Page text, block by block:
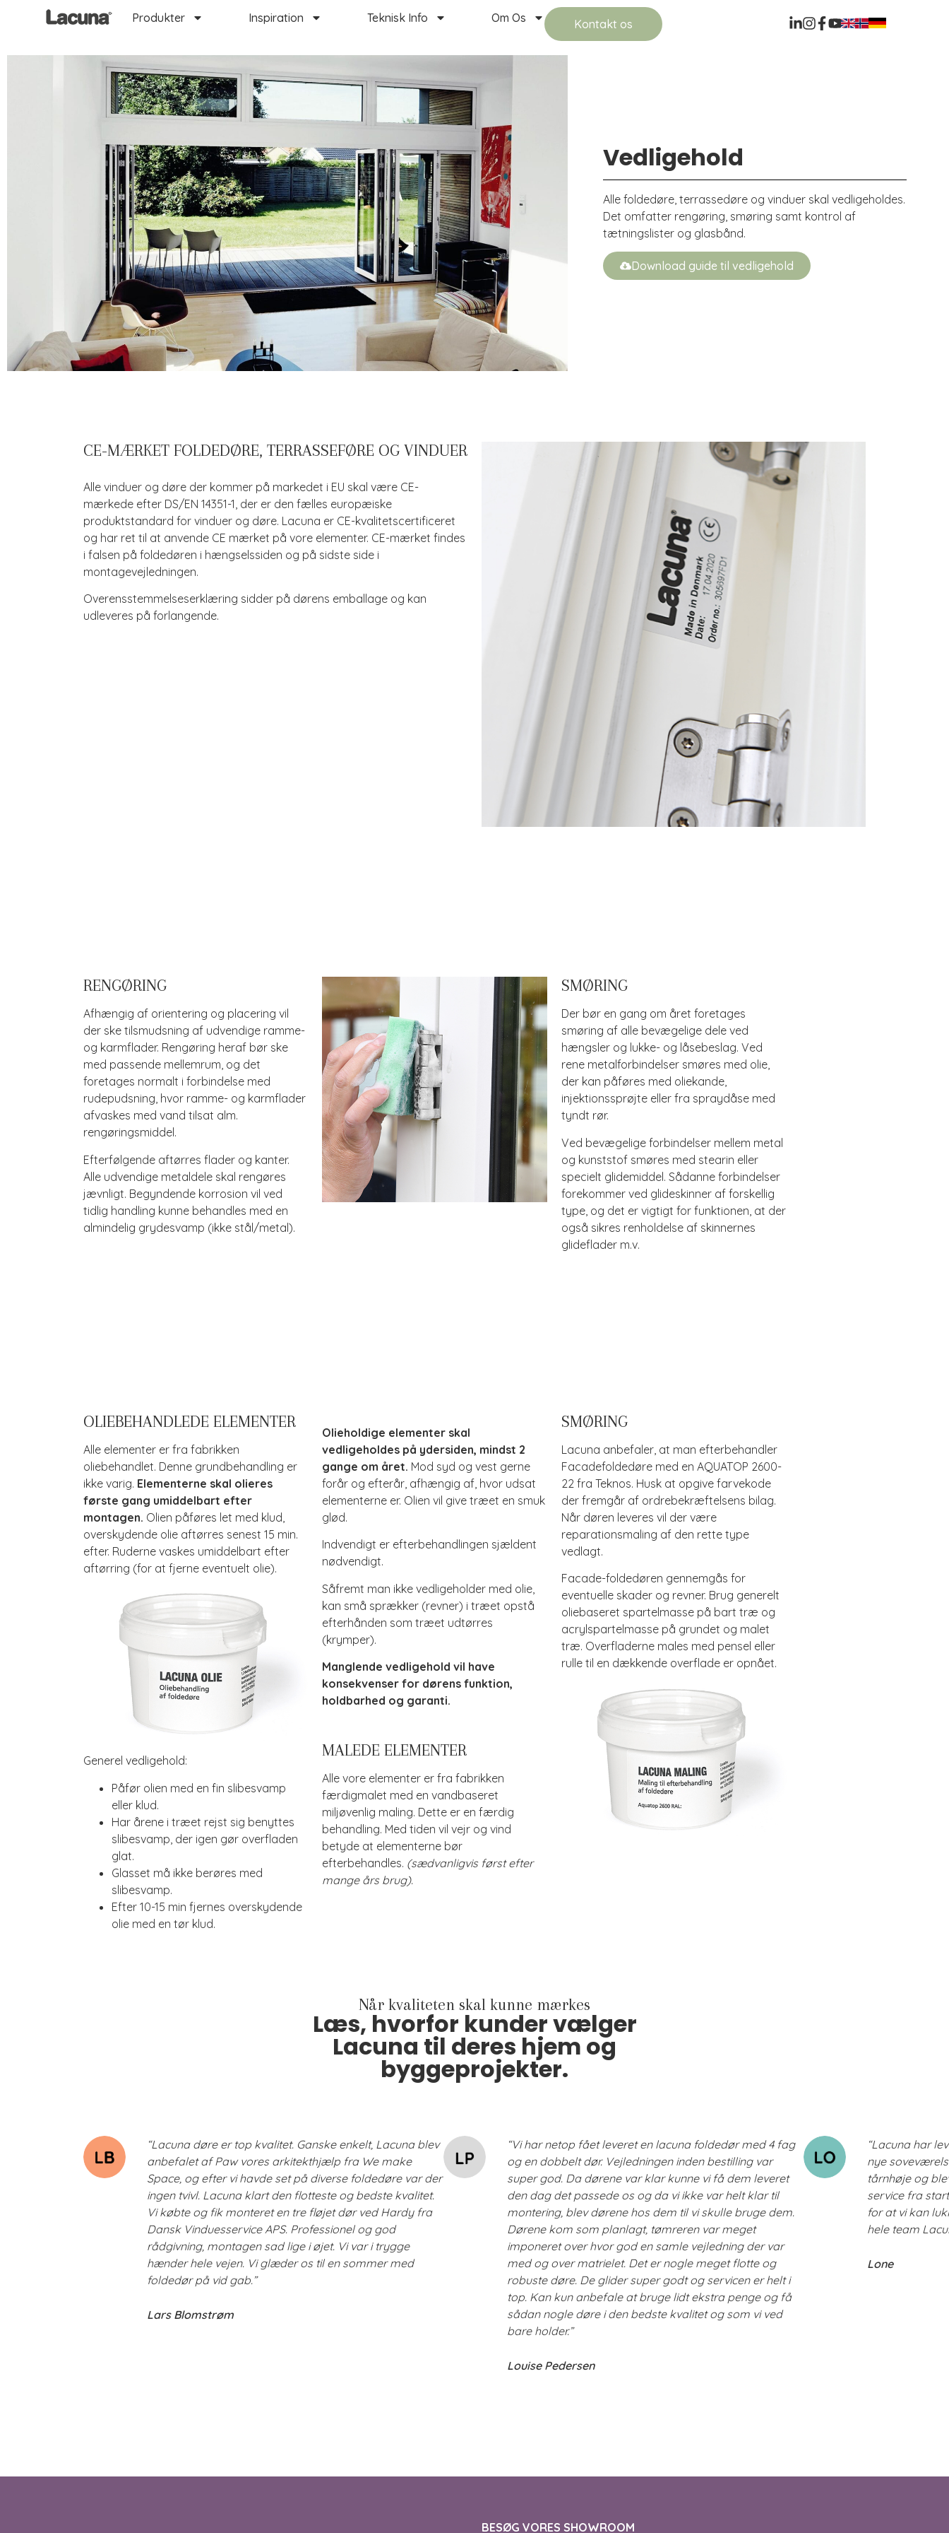
Produkter Inspiration Teknisk Info Om Os Kontakt os
Vedligehold
Alle foldedøre, terrassedøre og vinduer skal vedligeholdes.
Det omfatter rengøring, smøring samt kontrol af
tætningslister og glasbånd.
Download guide til vedligehold
CE-MÆRKET FOLDEDØRE, TERRASSEFØRE OG VINDUER
Alle vinduer og døre der kommer på markedet i EU skal være CE-
mærkede efter DS/EN 14351-1, der er den fælles europæiske
produktstandard for vinduer og døre. Lacuna er CE-kvalitetscertificeret
og har ret til at anvende CE mærket på vore elementer. CE-mærket findes
i falsen på foldedøren i hængselssiden og på sidste side i
montagevejledningen.
Overensstemmelseserklæring sidder på dørens emballage og kan
udleveres på forlangende.
RENGØRING
Afhængig af orientering og placering vil
der ske tilsmudsning af udvendige ramme-
og karmflader. Rengøring heraf bør ske
med passende mellemrum, og det
foretages normalt i forbindelse med
rudepudsning, hvor ramme- og karmflader
afvaskes med vand tilsat alm.
rengøringsmiddel.
Efterfølgende aftørres flader og kanter.
Alle udvendige metaldele skal rengøres
jævnligt. Begyndende korrosion vil ved
tidlig handling kunne behandles med en
almindelig grydesvamp (ikke stål/metal).
SMØRING
Der bør en gang om året foretages
smøring af alle bevægelige dele ved
hængsler og lukke- og låsebeslag. Ved
rene metalforbindelser smøres med olie,
der kan påføres med oliekande,
injektionssprøjte eller fra spraydåse med
tyndt rør.
Ved bevægelige forbindelser mellem metal
og kunststof smøres med stearin eller
specielt glidemiddel. Sådanne forbindelser
forekommer ved glideskinner af forskellig
type, og det er vigtigt for funktionen, at der
også sikres renholdelse af skinnernes
glideflader m.v.
OLIEBEHANDLEDE ELEMENTER
Alle elementer er fra fabrikken
oliebehandlet. Denne grundbehandling er
ikke varig. Elementerne skal olieres
første gang umiddelbart efter
montagen. Olien påføres let med klud,
overskydende olie aftørres senest 15 min.
efter. Ruderne vaskes umiddelbart efter
aftørring (for at fjerne eventuelt olie).
Generel vedligehold:
Påfør olien med en fin slibesvamp
eller klud.
Har årene i træet rejst sig benyttes
slibesvamp, der igen gør overfladen
glat.
Glasset må ikke berøres med
slibesvamp.
Efter 10-15 min fjernes overskydende
olie med en tør klud.
Olieholdige elementer skal
vedligeholdes på ydersiden, mindst 2
gange om året. Mod syd og vest gerne
forår og efterår, afhængig af, hvor udsat
elementerne er. Olien vil give træet en smuk
glød.
Indvendigt er efterbehandlingen sjældent
nødvendigt.
Såfremt man ikke vedligeholder med olie,
kan små sprækker (revner) i træet opstå
efterhånden som træet udtørres
(krymper).
Manglende vedligehold vil have
konsekvenser for dørens funktion,
holdbarhed og garanti.
MALEDE ELEMENTER
Alle vore elementer er fra fabrikken
færdigmalet med en vandbaseret
miljøvenlig maling. Dette er en færdig
behandling. Med tiden vil vejr og vind
betyde at elementerne bør
efterbehandles. (sædvanligvis først efter
mange års brug).
SMØRING
Lacuna anbefaler, at man efterbehandler
Facadefoldedøre med en AQUATOP 2600-
22 fra Teknos. Husk at opgive farvekode
der fremgår af ordrebekræftelsens bilag.
Når døren leveres vil der være
reparationsmaling af den rette type
vedlagt.
Facade-foldedøren gennemgås for
eventuelle skader og revner. Brug generelt
oliebaseret spartelmasse på bart træ og
acrylspartelmasse på grundet og malet
træ. Overfladerne males med pensel eller
rulle til en dækkende overflade er opnået.
Når kvaliteten skal kunne mærkes
Læs, hvorfor kunder vælger
Lacuna til deres hjem og
byggeprojekter.
“Lacuna døre er top kvalitet. Ganske enkelt, Lacuna blev
anbefalet af Paw vores arkitekthjælp fra We make
Space, og efter vi havde set på diverse foldedøre var der
ingen tvivl. Lacuna klart den flotteste og bedste kvalitet.
Vi købte og fik monteret en tre fløjet dør ved Hardy fra
Dansk Vinduesservice APS. Professionel og god
rådgivning, montagen sad lige i øjet. Vi var i trygge
hænder hele vejen. Vi glæder os til en sommer med
foldedør på vid gab.”
Lars Blomstrøm
“Vi har netop fået leveret en lacuna foldedør med 4 fag
og en dobbelt dør. Vejledningen inden bestilling var
super god. Da dørene var klar kunne vi få dem leveret
den dag det passede os og da vi ikke var helt klar til
montering, blev dørene hos dem til vi skulle bruge dem.
Dørene kom som planlagt, tømreren var meget
imponeret over hvor god en samle vejledning der var
med og over matrielet. Det er nogle meget flotte og
robuste døre. De glider super godt og servicen er helt i
top. Kan kun anbefale at bruge lidt ekstra penge og få
sådan nogle døre i den bedste kvalitet og som vi ved
bare holder.”
Louise Pedersen
“Lacuna har
nye
tårnhøje og
service fra
for at vi kan
hele team
Lone
BESØG VORES SHOWROOM